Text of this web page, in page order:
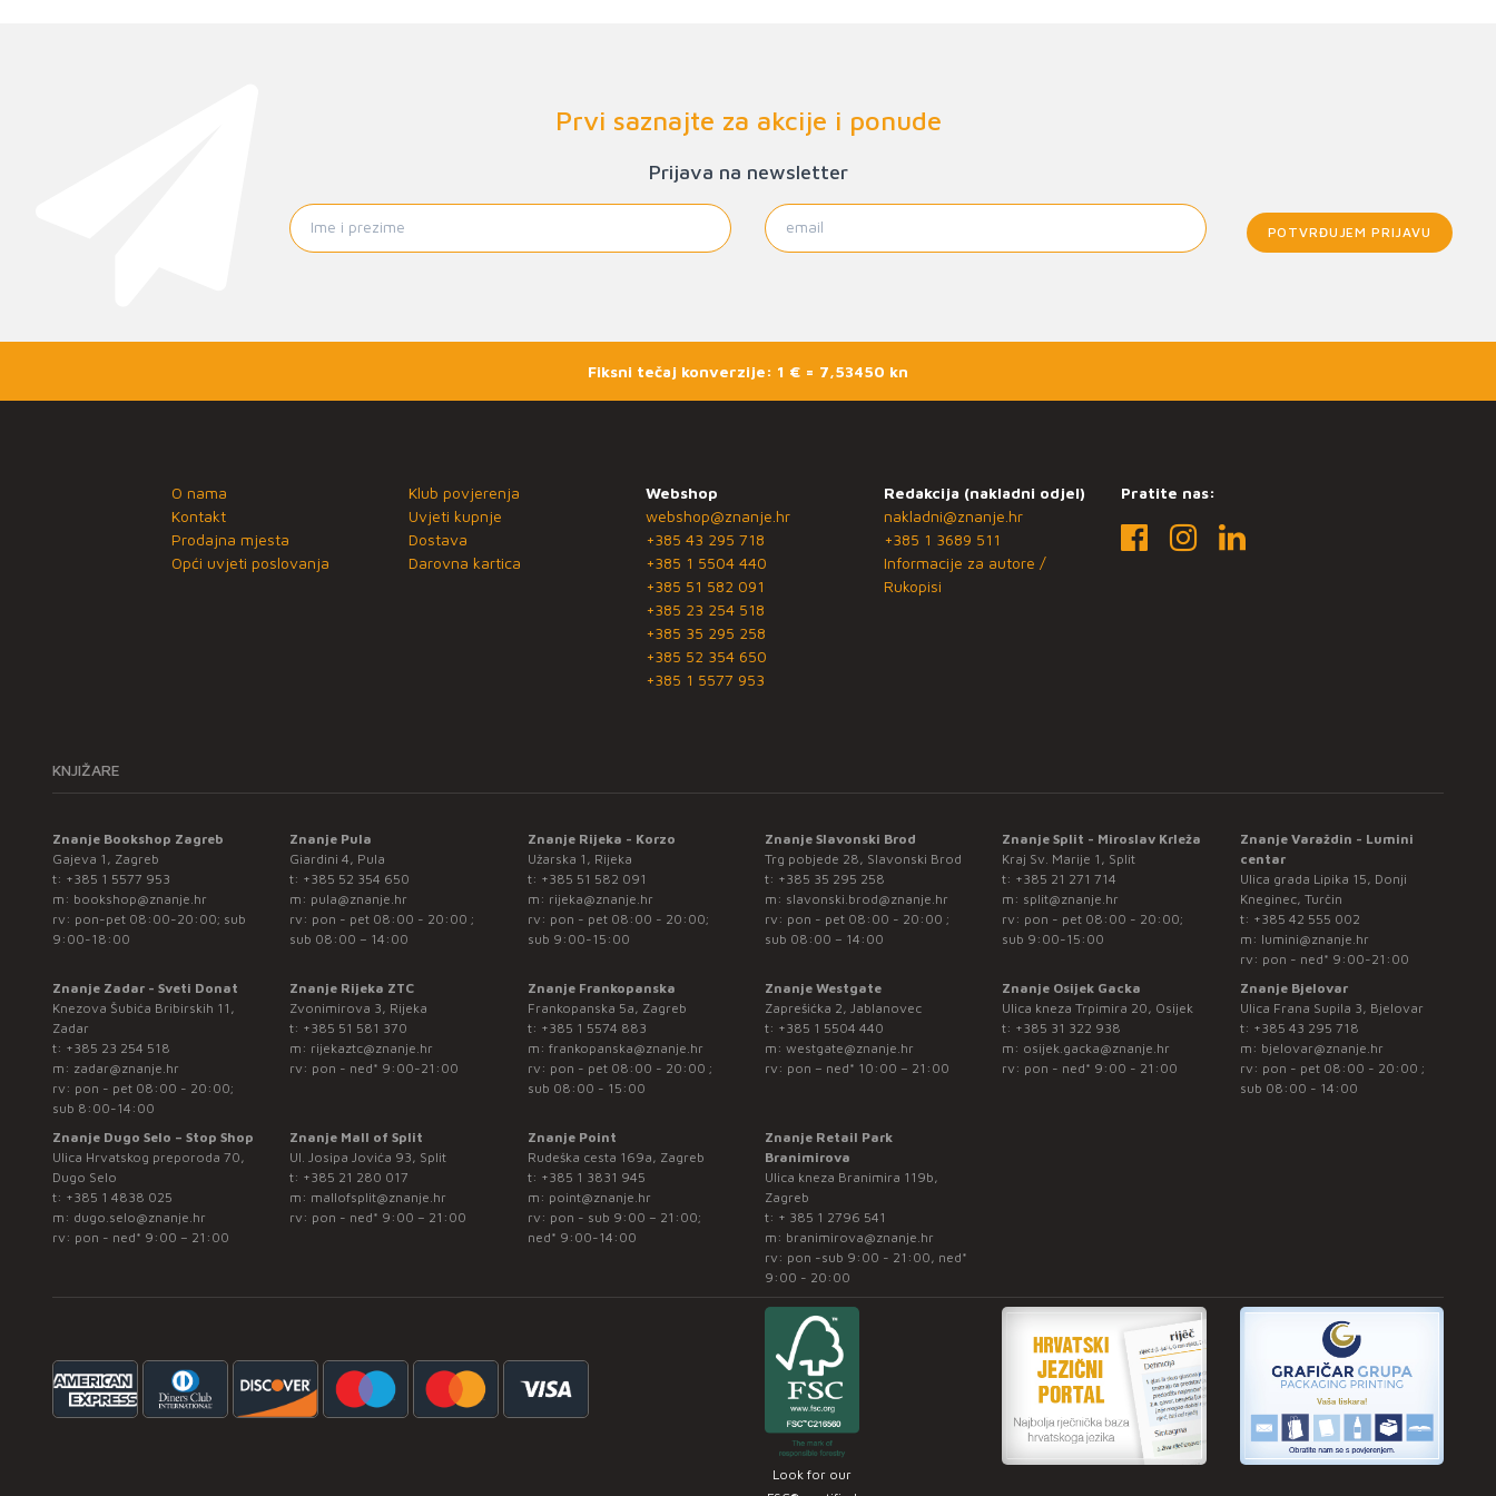
Prvi saznajte za akcije i ponude
Prijava na newsletter
POTVRĐUJEM PRIJAVU
Fiksni tečaj konverzije: 1 € = 7,53450 kn
O nama
Kontakt
Prodajna mjesta
Opći uvjeti poslovanja
Klub povjerenja
Uvjeti kupnje
Dostava
Darovna kartica
Webshop
webshop@znanje.hr
+385 43 295 718
+385 1 5504 440
+385 51 582 091
+385 23 254 518
+385 35 295 258
+385 52 354 650
+385 1 5577 953
Redakcija (nakladni odjel)
nakladni@znanje.hr
+385 1 3689 511
Informacije za autore /
Rukopisi
Pratite nas:
KNJIŽARE
Znanje Bookshop Zagreb
Gajeva 1, Zagreb
t: +385 1 5577 953
m: bookshop@znanje.hr
rv: pon-pet 08:00-20:00; sub
9:00-18:00
Znanje Pula
Giardini 4, Pula
t: +385 52 354 650
m: pula@znanje.hr
rv: pon - pet 08:00 - 20:00 ;
sub 08:00 – 14:00
Znanje Rijeka - Korzo
Užarska 1, Rijeka
t: +385 51 582 091
m: rijeka@znanje.hr
rv: pon - pet 08:00 - 20:00;
sub 9:00-15:00
Znanje Slavonski Brod
Trg pobjede 28, Slavonski Brod
t: +385 35 295 258
m: slavonski.brod@znanje.hr
rv: pon - pet 08:00 - 20:00 ;
sub 08:00 – 14:00
Znanje Split - Miroslav Krleža
Kraj Sv. Marije 1, Split
t: +385 21 271 714
m: split@znanje.hr
rv: pon - pet 08:00 - 20:00;
sub 9:00-15:00
Znanje Varaždin - Lumini
centar
Ulica grada Lipika 15, Donji
Kneginec, Turčin
t: +385 42 555 002
m: lumini@znanje.hr
rv: pon - ned* 9:00-21:00
Znanje Zadar - Sveti Donat
Knezova Šubića Bribirskih 11,
Zadar
t: +385 23 254 518
m: zadar@znanje.hr
rv: pon - pet 08:00 - 20:00;
sub 8:00-14:00
Znanje Rijeka ZTC
Zvonimirova 3, Rijeka
t: +385 51 581 370
m: rijekaztc@znanje.hr
rv: pon - ned* 9:00-21:00
Znanje Frankopanska
Frankopanska 5a, Zagreb
t: +385 1 5574 883
m: frankopanska@znanje.hr
rv: pon - pet 08:00 - 20:00 ;
sub 08:00 - 15:00
Znanje Westgate
Zaprešićka 2, Jablanovec
t: +385 1 5504 440
m: westgate@znanje.hr
rv: pon – ned* 10:00 – 21:00
Znanje Osijek Gacka
Ulica kneza Trpimira 20, Osijek
t: +385 31 322 938
m: osijek.gacka@znanje.hr
rv: pon - ned* 9:00 - 21:00
Znanje Bjelovar
Ulica Frana Supila 3, Bjelovar
t: +385 43 295 718
m: bjelovar@znanje.hr
rv: pon - pet 08:00 - 20:00 ;
sub 08:00 - 14:00
Znanje Dugo Selo – Stop Shop
Ulica Hrvatskog preporoda 70,
Dugo Selo
t: +385 1 4838 025
m: dugo.selo@znanje.hr
rv: pon - ned* 9:00 – 21:00
Znanje Mall of Split
Ul. Josipa Jovića 93, Split
t: +385 21 280 017
m: mallofsplit@znanje.hr
rv: pon - ned* 9:00 – 21:00
Znanje Point
Rudeška cesta 169a, Zagreb
t: +385 1 3831 945
m: point@znanje.hr
rv: pon - sub 9:00 – 21:00;
ned* 9:00-14:00
Znanje Retail Park
Branimirova
Ulica kneza Branimira 119b,
Zagreb
t: + 385 1 2796 541
m: branimirova@znanje.hr
rv: pon -sub 9:00 - 21:00, ned*
9:00 - 20:00
Look for our